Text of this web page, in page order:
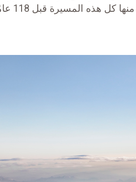
كل هذه المسيرة قبل 118 عامًا".